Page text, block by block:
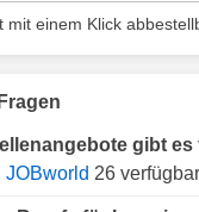
mit einem Klick
gibt
JOBworld 26